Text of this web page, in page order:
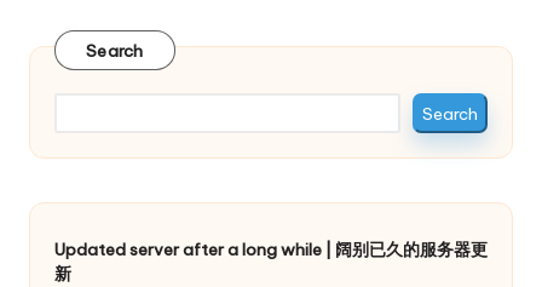
Search
Search
Updated server after a long while | 阔别已久的服务器更
新